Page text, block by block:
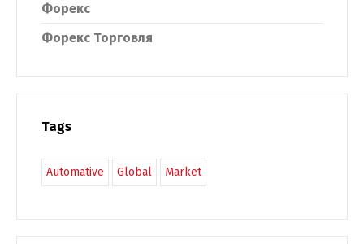
Форекс
Форекс Торговля
Tags
Automative Global Market